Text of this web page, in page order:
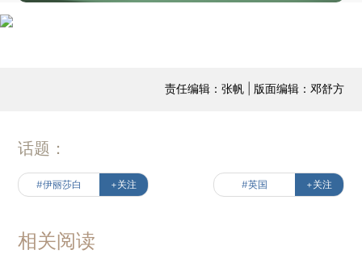
责任编辑：张帆 | 版面编辑：邓舒方
话题：
#伊丽莎白 +关注 #英国 +关注
相关阅读